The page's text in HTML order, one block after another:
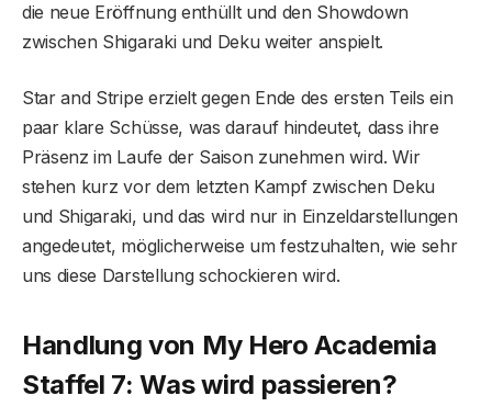
die neue Eröffnung enthüllt und den Showdown
zwischen Shigaraki und Deku weiter anspielt.
Star and Stripe erzielt gegen Ende des ersten Teils ein
paar klare Schüsse, was darauf hindeutet, dass ihre
Präsenz im Laufe der Saison zunehmen wird. Wir
stehen kurz vor dem letzten Kampf zwischen Deku
und Shigaraki, und das wird nur in Einzeldarstellungen
angedeutet, möglicherweise um festzuhalten, wie sehr
uns diese Darstellung schockieren wird.
Handlung von My Hero Academia
Staffel 7: Was wird passieren?